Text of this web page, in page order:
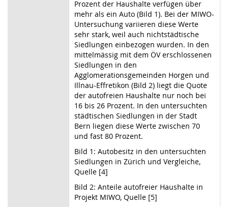
Prozent der Haushalte verfügen über
mehr als ein Auto (Bild 1). Bei der MIWO-
Untersuchung variieren diese Werte
sehr stark, weil auch nichtstädtische
Siedlungen einbezogen wurden. In den
mittelmässig mit dem ÖV erschlossenen
Siedlungen in den
Agglomerationsgemeinden Horgen und
Illnau-Effretikon (Bild 2) liegt die Quote
der autofreien Haushalte nur noch bei
16 bis 26 Prozent. In den untersuchten
städtischen Siedlungen in der Stadt
Bern liegen diese Werte zwischen 70
und fast 80 Prozent.
Bild 1: Autobesitz in den untersuchten
Siedlungen in Zürich und Vergleiche,
Quelle [4]
Bild 2: Anteile autofreier Haushalte in
Projekt MIWO, Quelle [5]